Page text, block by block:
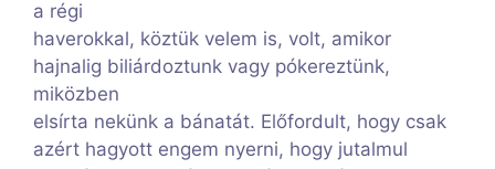
a régi
haverokkal, köztük velem is, volt, amikor
hajnalig biliárdoztunk vagy pókereztünk,
miközben
elsírta nekünk a bánatát. Előfordult, hogy csak
azért hagyott engem nyerni, hogy jutalmul